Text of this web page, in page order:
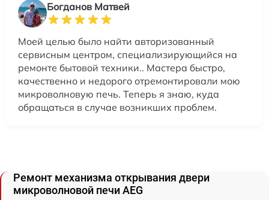
Богданов Матвей
Моей целью было найти авторизованный
сервисным центром, специализирующийся на
ремонте бытовой техники.. Мастера быстро,
качественно и недорого отремонтировали мою
микроволновую печь. Теперь я знаю, куда
обращаться в случае возникших проблем.
Ремонт механизма открывания двери
микроволновой печи AEG